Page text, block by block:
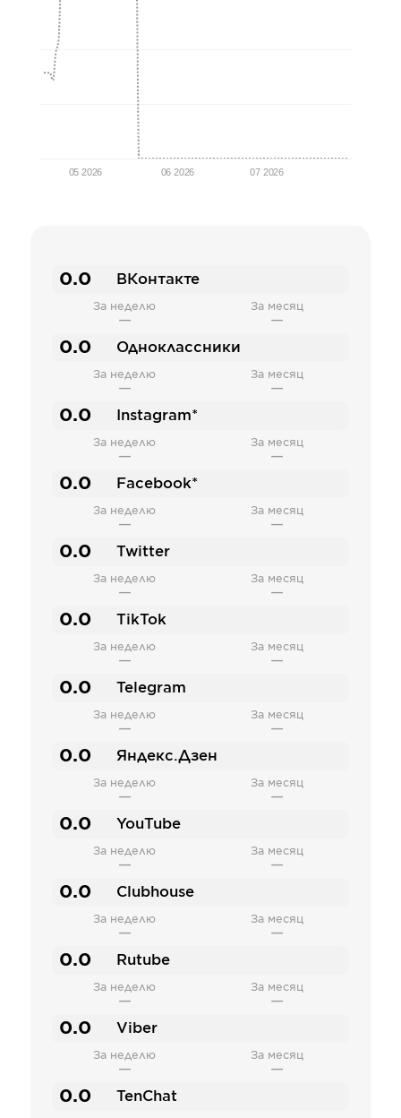
05 2026 06 2026 07 2026
0.0 ВКонтакте
За неделю
—
За месяц
—
0.0 Одноклассники
За неделю
—
За месяц
—
0.0 Instagram*
За неделю
—
За месяц
—
0.0 Facebook*
За неделю
—
За месяц
—
0.0 Twitter
За неделю
—
За месяц
—
0.0 TikTok
За неделю
—
За месяц
—
0.0 Telegram
За неделю
—
За месяц
—
0.0 Яндекс.Дзен
За неделю
—
За месяц
—
0.0 YouTube
За неделю
—
За месяц
—
0.0 Clubhouse
За неделю
—
За месяц
—
0.0 Rutube
За неделю
—
За месяц
—
0.0 Viber
За неделю
—
За месяц
—
0.0 TenChat